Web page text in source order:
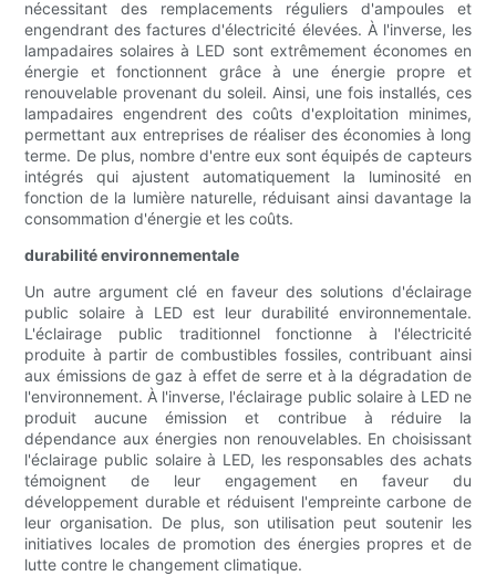
nécessitant des remplacements réguliers d'ampoules et
engendrant des factures d'électricité élevées. À l'inverse, les
lampadaires solaires à LED sont extrêmement économes en
énergie et fonctionnent grâce à une énergie propre et
renouvelable provenant du soleil. Ainsi, une fois installés, ces
lampadaires engendrent des coûts d'exploitation minimes,
permettant aux entreprises de réaliser des économies à long
terme. De plus, nombre d'entre eux sont équipés de capteurs
intégrés qui ajustent automatiquement la luminosité en
fonction de la lumière naturelle, réduisant ainsi davantage la
consommation d'énergie et les coûts.
durabilité environnementale
Un autre argument clé en faveur des solutions d'éclairage
public solaire à LED est leur durabilité environnementale.
L'éclairage public traditionnel fonctionne à l'électricité
produite à partir de combustibles fossiles, contribuant ainsi
aux émissions de gaz à effet de serre et à la dégradation de
l'environnement. À l'inverse, l'éclairage public solaire à LED ne
produit aucune émission et contribue à réduire la
dépendance aux énergies non renouvelables. En choisissant
l'éclairage public solaire à LED, les responsables des achats
témoignent de leur engagement en faveur du
développement durable et réduisent l'empreinte carbone de
leur organisation. De plus, son utilisation peut soutenir les
initiatives locales de promotion des énergies propres et de
lutte contre le changement climatique.